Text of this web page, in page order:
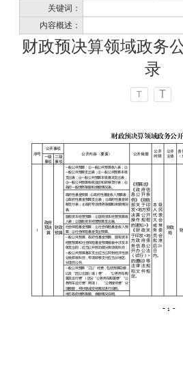
关键词：
内容概述：
财政预决算领域政务
录
T T